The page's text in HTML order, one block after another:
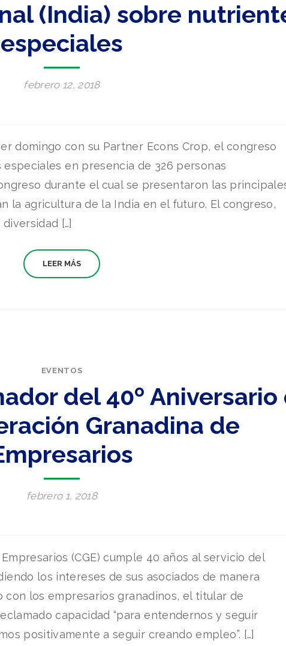
(India) sobre
especiales
febrero 12, 2018
domingo con su Partner Econs Crop, el congreso
en presencia de 326 personas
durante el cual se presentaron las
la agricultura de la India en el futuro. El congreso,
[…]
LEER MÁS
EVENTOS
del 40º Aniversario
Granadina de
febrero 1, 2018
(CGE) cumple 40 años al servicio del
los intereses de sus asociados de manera
los empresarios granadinos, el titular de
capacidad “para entendernos y seguir
positivamente a seguir creando empleo”. […]